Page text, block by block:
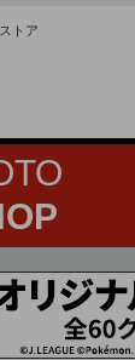
トア